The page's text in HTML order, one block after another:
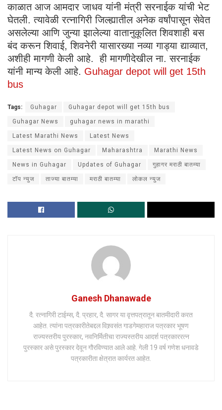
काळात आज आमदार जाधव यांनी मंत्री सरनाईक यांची भेट
घेतली. त्यावेळी रत्नागिरी जिल्ह्यातील अनेक वर्षांपासून सेवेत
असलेल्या आणि जुन्या झालेल्या वातानुकूलित शिवशाही बस
बंद करून शिवाई, शिवनेरी यासारख्या नव्या गाड्या द्याव्यात,
अशीही मागणी केली आहे. ही मागणीदेखील ना. सरनाईक
यांनी मान्य केली आहे. Guhagar depot will get 15th
bus
Tags: Guhagar Guhagar depot will get 15th bus
Guhagar News guhagar news in marathi
Latest Marathi News Latest News
Latest News on Guhagar Maharashtra Marathi News
News in Guhagar Updates of Guhagar गुहागर मराठी बातम्या
टॉप न्युज ताज्या बातम्या मराठी बातम्या लोकल न्युज
Ganesh Dhanawade
दै. रत्नागिरी टाईम्स, दै. प्रहार, दै. सागर या वृत्तपत्रातून बातमीदारी करत
आहेत. त्यांना पत्रकारीतेबद्दल विश्र्वसंत गाडगेमहाराज पत्रकार भूषण
राज्यस्तरीय पुरस्कार, नवनिर्मितीचा राज्यस्तरीय आदर्श पत्रकाररत्न
पुरस्कार असे पुरस्कार देवून गौरविण्यात आले आहे. गेली 19 वर्ष गणेश धनावडे
पत्रकारीता क्षेत्रात कार्यरत आहेत.